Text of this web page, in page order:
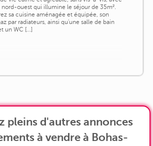
ouest qui illumine le séjour de 35m².
sa cuisine aménagée et équipée, son
par radiateurs, ainsi qu'une salle de bain
un WC [...]
pleins d'autres annonces
à vendre à Bohas-